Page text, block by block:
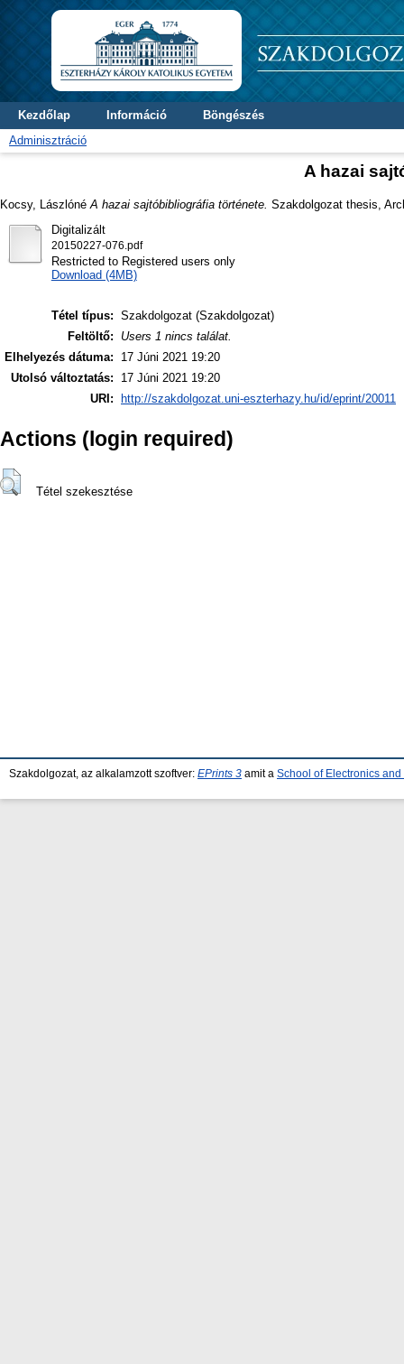
Kezdőlap Információ
Böngészés
Adminisztráció
A hazai
Kocsy, Lászlóné A hazai sajtóbibliográfia története. Szakdolgozat thesis,
Digitalizált
20150227-076.pdf
Restricted to Registered users only
Download (4MB)
Tétel típus: Szakdolgozat (Szakdolgozat)
Feltöltő:
Users 1 nincs találat.
Elhelyezés dátuma:
17 Júni 2021 19:20
Utolsó változtatás:
17 Júni 2021 19:20
URI:
http://szakdolgozat.uni-eszterhazy.hu/id/eprint/20011
Actions (login required)
Tétel szekesztése
Szakdolgozat, az alkalamzott szoftver: EPrints 3 amit a School of Electronics